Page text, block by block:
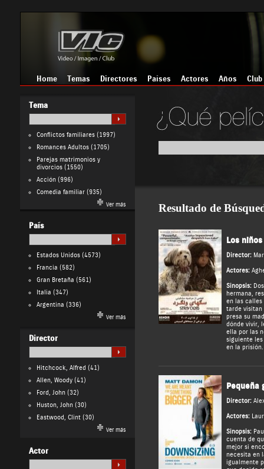
Home Temas Directores Países Actores Años Club
Tema
Conflictos familiares(1997)
Romances Adultos(1705)
Parejas matrimonios y
divorcios(1550)
Acción(996)
Comedia familiar(935)
Ver más
País
Estados Unidos(4573)
Francia (582)
Gran Bretaña (561)
Italia (347)
Argentina (336)
Ver más
Director
Hitchcock, Alfred (41)
Allen, Woody(41)
Ford, John(32)
Huston, John(30)
Eastwood, Clint(30)
Ver más
Actor
Resultado de
Los
Director:
Actores:
Sinopsis:
hermana,
en las calles
tarde visitan
presa su
dónde vivir,
ella por las
siguiente
en la prisión.
Pequeña
Director:
Actores:
Sinopsis:
cuenta de
mejor si
necesita en
igualmente